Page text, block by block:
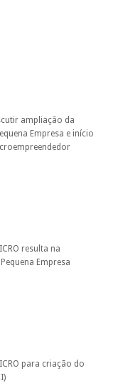
ampliação da
Empresa e início
resulta na
Empresa
para criação do